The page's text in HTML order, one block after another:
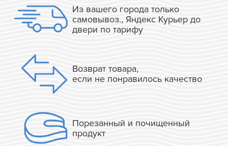
Из вашего города только
самовывоз., Яндекс Курьер до
двери по тарифу
Возврат товара,
если не понравилось качество
Порезанный и почищенный
продукт